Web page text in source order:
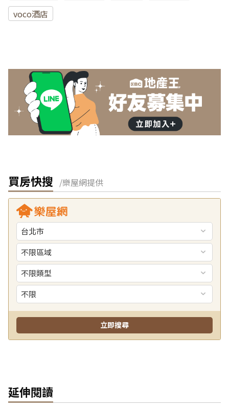
voco酒店
買房快搜 /樂屋網提供
延伸閱讀